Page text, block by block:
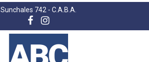
Sunchales 742 - C.A.B.A.